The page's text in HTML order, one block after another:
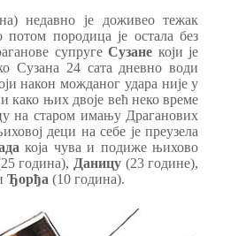
недавно је доживео тежак
породица је остала без
супругеСузане који је
Сузана 24 сата дневно води
након можданог удара није у
како њих двоје већ неко време
на старом имању Драганових
деци на себе је преузела
која чува и подиже њихово
година), Даницу (23 године),
Ђорђа (10 година).